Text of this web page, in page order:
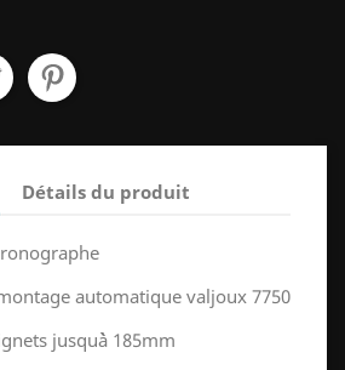
Détails du produit
automatique valjoux 7750
jusqu`à 185mm